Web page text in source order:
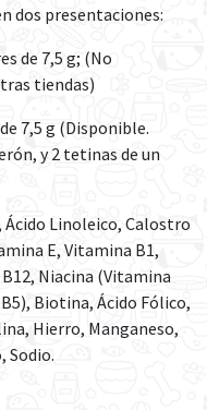
dos presentaciones:
de 7,5 g; (No
tiendas)
7,5 g (Disponible.
y 2 tetinas de un
Ácido Linoleico, Calostro
E, Vitamina B1,
Niacina (Vitamina
Biotina, Ácido Fólico,
Hierro, Manganeso,
Sodio.